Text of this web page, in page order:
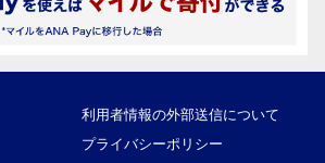
利用者情報の外部送信について
プライバシーポリシー